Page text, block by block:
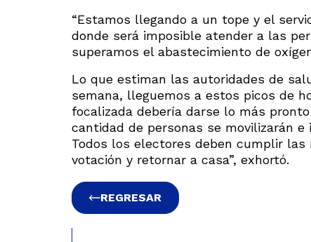
“Estamos llegando a un tope y el
donde será imposible atender a las
superamos el abastecimiento de
Lo que estiman las autoridades de
semana, lleguemos a estos picos de
focalizada debería darse lo más
cantidad de personas se movilizarán
Todos los electores deben cumplir
votación y retornar a casa”, exhortó.
REGRESAR